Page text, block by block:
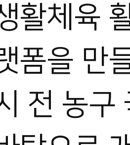
활체육
폼을 만
전 농구
대한체육회 경
제주특별자치
㈜스포디아, 대